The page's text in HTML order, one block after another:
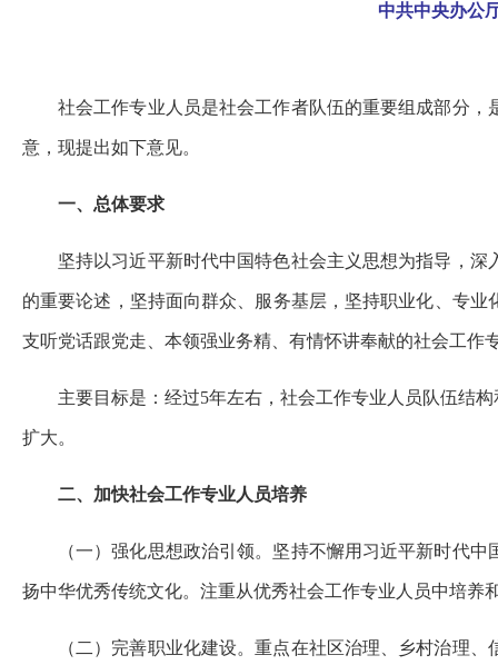
中共中央办公
社会工作专业人员是社会工作者队伍的重要组成部分
意，现提出如下意见。
一、总体要求
坚持以习近平新时代中国特色社会主义思想为指导，
的重要论述，坚持面向群众、服务基层，坚持职业化、专
支听党话跟党走、本领强业务精、有情怀讲奉献的社会工作
主要目标是：经过5年左右，社会工作专业人员队伍结
扩大。
二、加快社会工作专业人员培养
（一）强化思想政治引领。坚持不懈用习近平新时代
扬中华优秀传统文化。注重从优秀社会工作专业人员中培
（二）完善职业化建设。重点在社区治理、乡村治理